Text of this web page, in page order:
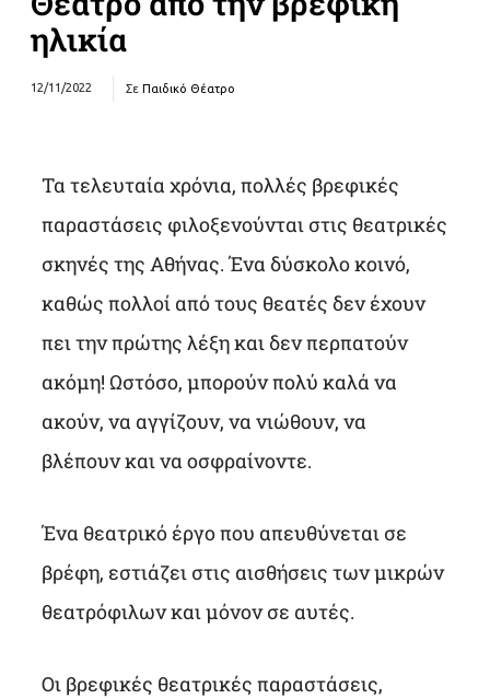
ηλικία
12/11/2022 Σε Παιδικό Θέατρο
Τα τελευταία χρόνια, πολλές βρεφικές
παραστάσεις φιλοξενούνται στις θεατρικές
σκηνές της Αθήνας. Ένα δύσκολο κοινό,
καθώς πολλοί από τους θεατές δεν έχουν
πει την πρώτης λέξη και δεν περπατούν
ακόμη! Ωστόσο, μπορούν πολύ καλά να
ακούν, να αγγίζουν, να νιώθουν, να
βλέπουν και να οσφραίνοντε.
Ένα θεατρικό έργο που απευθύνεται σε
βρέφη, εστιάζει στις αισθήσεις των μικρών
θεατρόφιλων και μόνον σε αυτές.
Οι βρεφικές θεατρικές παραστάσεις,